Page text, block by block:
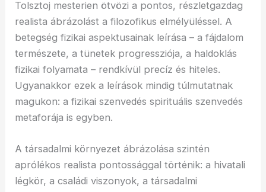
Tolsztoj mesterien ötvözi a pontos, részletgazdag
realista ábrázolást a filozofikus elmélyüléssel. A
betegség fizikai aspektusainak leírása – a fájdalom
természete, a tünetek progressziója, a haldoklás
fizikai folyamata – rendkívül precíz és hiteles.
Ugyanakkor ezek a leírások mindig túlmutatnak
magukon: a fizikai szenvedés spirituális szenvedés
metaforája is egyben.
A társadalmi környezet ábrázolása szintén
aprólékos realista pontossággal történik: a hivatali
légkör, a családi viszonyok, a társadalmi